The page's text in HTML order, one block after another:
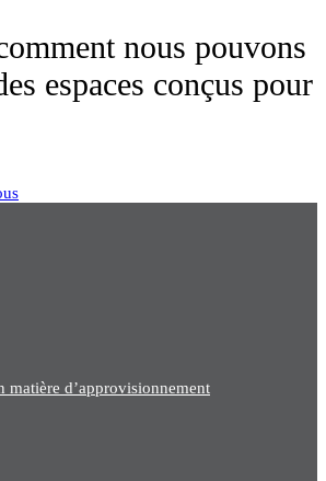
nous pouvons
espaces conçus pour
matière d’approvisionnement